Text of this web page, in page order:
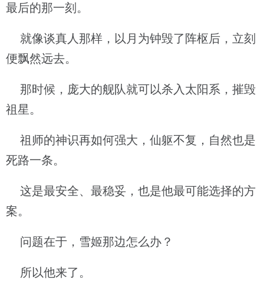
最后的那一刻。
就像谈真人那样，以月为钟毁了阵枢后，立刻
便飘然远去。
那时候，庞大的舰队就可以杀入太阳系，摧毁
祖星。
祖师的神识再如何强大，仙躯不复，自然也是
死路一条。
这是最安全、最稳妥，也是他最可能选择的方
案。
问题在于，雪姬那边怎么办？
所以他来了。